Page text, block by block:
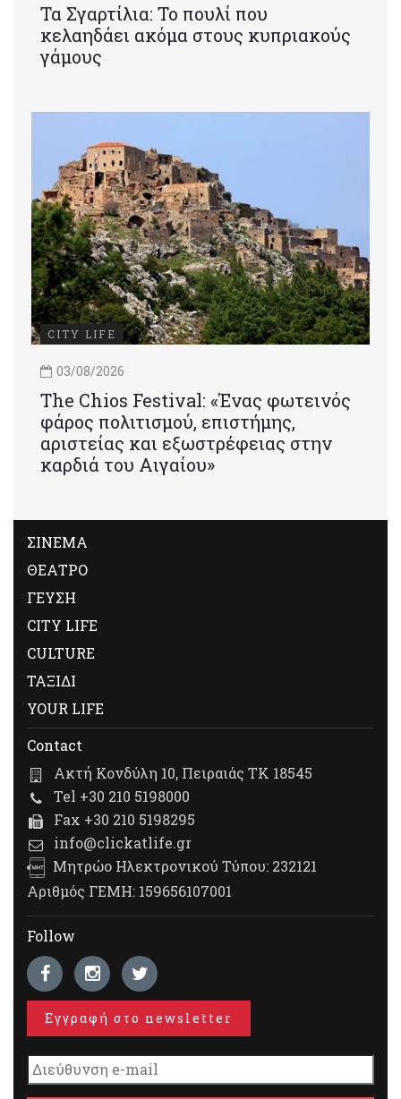
Τα Σγαρτίλια: Το πουλί που
κελαηδάει ακόμα στους κυπριακούς
γάμους
CITY LIFE
03/08/2026
Τhe Chios Festival: «Ένας φωτεινός
φάρος πολιτισμού, επιστήμης,
αριστείας και εξωστρέφειας στην
καρδιά του Αιγαίου»
ΣΙΝΕΜΑ
ΘΕΑΤΡΟ
ΓΕΥΣΗ
CITY LIFE
CULTURE
ΤΑΞΙΔΙ
YOUR LIFE
Contact
Ακτή Κονδύλη 10, Πειραιάς ΤΚ 18545
Tel +30 210 5198000
Fax +30 210 5198295
info@clickatlife.gr
Μητρώο Ηλεκτρονικού Τύπου: 232121
Αριθμός ΓΕΜΗ: 159656107001
Follow
Εγγραφή στο newsletter